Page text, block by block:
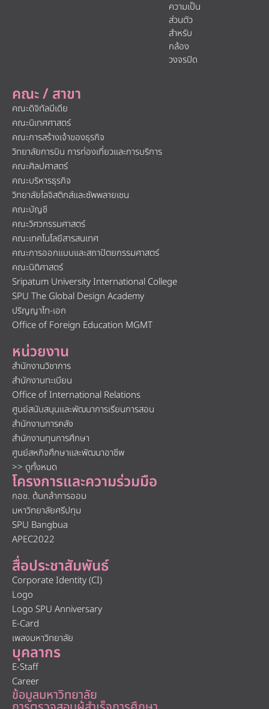
คณะ / สาขา
คณะดิจิทัลมีเดีย
คณะนิเทศศาสตร์
คณะการสร้างเจ้าของธุรกิจ
วิทยาลัยการบิน การท่องเที่ยวและการบริการ
คณะศิลปศาสตร์
คณะบริหารธุรกิจ
วิทยาลัยโลจิสติกส์และซัพพลายเชน
คณะบัญชี
คณะวิศวกรรมศาสตร์
คณะเทคโนโลยีสารสนเทศ
คณะการออกแบบและสถาปัตยกรรมศาสตร์
คณะนิติศาสตร์
Sripatum University International College
SPU The Global Design Academy
ปริญญาโท-เอก
Office of Foreign Education MGMT
หน่วยงาน
สำนักงานวิชาการ
สำนักงานทะเบียน
Office of International Relations
ศูนย์สนับสนุนและพัฒนาการเรียนการสอน
สำนักงานการคลัง
สำนักงานทุนการศึกษา
ศูนย์สหกิจศึกษาและพัฒนาอาชีพ
>> ดูทั้งหมด
โครงการและความร่วมมือ
กอช. ต้นกล้าการออม
มหาวิทยาลัยศรีปทุม
SPU Bangbua
APEC2022
สื่อประชาสัมพันธ์
Corporate Identity (CI)
Logo
Logo SPU Anniversary
E-Card
เพลงมหาวิทยาลัย
บุคลากร
E-Staff
Career
ข้อมูลมหาวิทยาลัย
ความเป็น
ส่วนตัว
สำหรับ
กล้อง
วงจรปิด